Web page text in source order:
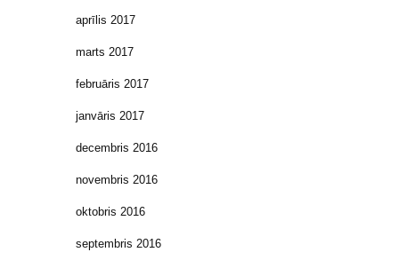
aprīlis 2017
marts 2017
februāris 2017
janvāris 2017
decembris 2016
novembris 2016
oktobris 2016
septembris 2016